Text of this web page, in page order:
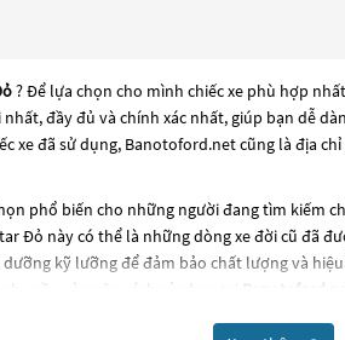
? Để lựa chọn cho mình chiếc xe phù hợp
đầy đủ và chính xác nhất, giúp bạn dễ
xe đã sử dụng, Banotoford.net cũng là địa
phổ biến cho những người đang tìm kiếm
Đỏ này có thể là những dòng xe đời cũ đã
kỹ lưỡng để đảm bảo chất lượng và
cầu và ngân sách của bạn tại Banotoford.net